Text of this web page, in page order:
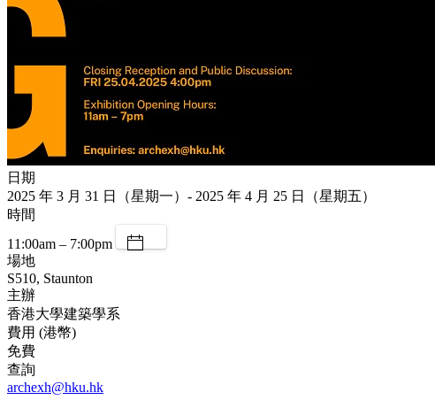
日期
2025 年 3 月 31 日（星期一）- 2025 年 4 月 25 日（星期五）
時間
11:00am – 7:00pm
場地
S510, Staunton
主辦
香港大學建築學系
費用 (港幣)
免費
查詢
archexh@hku.hk